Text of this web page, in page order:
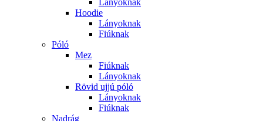
Lányoknak
Hoodie
Lányoknak
Fiúknak
Póló
Mez
Fiúknak
Lányoknak
Rövid ujjú póló
Lányoknak
Fiúknak
Nadrág